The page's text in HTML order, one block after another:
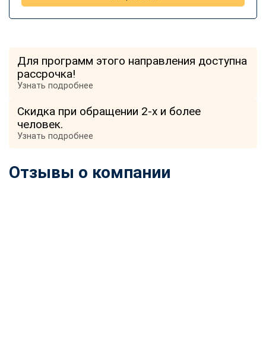
Для программ этого направления доступна
рассрочка!
Узнать подробнее
Скидка при обращении 2-х и более
человек.
Узнать подробнее
Отзывы о компании